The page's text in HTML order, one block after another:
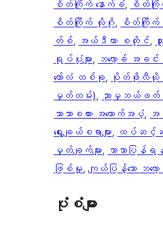
စိတ်ကြိုက် နောက်ခံ, စိတ်ကြို
စိတ်ကြိုက် လိုဂို, စိတ်ကြိုက်
တ်စ်, အယ်ဒီတာ စတိုင်,
ရုပ်ပုံများ, ဘလော့ခ် အခင်းအ
ကော်လံ တစ်ခု, ပိုတ်ဖိုလီယို
မှတ်တမ်း), ညာမှဘယ်ဖတ်ရ
ဘာသာစကား အထောက်အပံ့, အ
ရွေးချယ်စရာများ, ထပ်ဆင့်ဆ
မှတ်ချက်များ, ဘာသာပြ
ဖြစ်မှု, ကျယ်ပြန့်သော ဘလော့ခ်
ပုံစံများ